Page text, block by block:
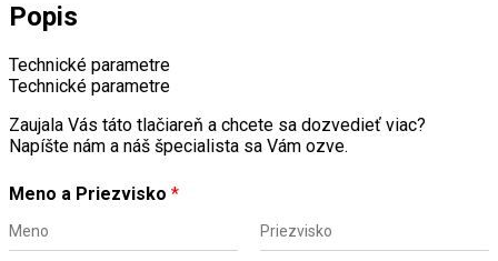
Popis
Technické parametre
Technické parametre
Zaujala Vás táto tlačiareň a chcete sa dozvedieť viac?
Napíšte nám a náš špecialista sa Vám ozve.
Meno a Priezvisko *